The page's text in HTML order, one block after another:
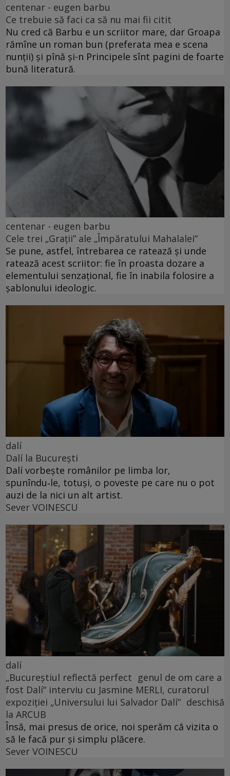
centenar - eugen barbu
Ce trebuie să faci ca să nu mai fii citit
Nu cred că Barbu e un scriitor mare, dar Groapa
rămîne un roman bun (preferata mea e scena
nunții) și pînă și-n Principele sînt pagini de foarte
bună literatură.
centenar - eugen barbu
Cele trei „Grații” ale „Împăratului Mahalalei”
Se pune, astfel, întrebarea ce ratează și unde
ratează acest scriitor: fie în proasta dozare a
elementului senzațional, fie în inabila folosire a
șablonului ideologic.
dalí
Dalí la București
Dalí vorbește românilor pe limba lor,
spunîndu‑le, totuși, o poveste pe care nu o pot
auzi de la nici un alt artist.
Sever VOINESCU
dalí
„Bucureștiul reflectă perfect genul de om care a
fost Dalí“ interviu cu Jasmine MERLI, curatorul
expoziției „Universului lui Salvador Dalí“ deschisă
la ARCUB
Însă, mai presus de orice, noi sperăm că vizita o
să le facă pur și simplu plăcere.
Sever VOINESCU